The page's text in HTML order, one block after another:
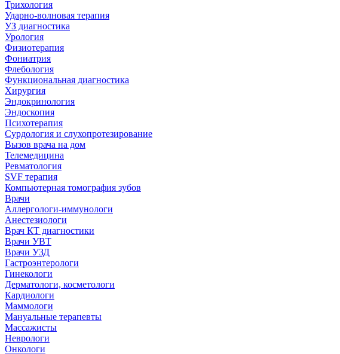
Трихология
Ударно-волновая терапия
УЗ диагностика
Урология
Физиотерапия
Фониатрия
Флебология
Функциональная диагностика
Хирургия
Эндокринология
Эндоскопия
Психотерапия
Сурдология и слухопротезирование
Вызов врача на дом
Телемедицина
Ревматология
SVF терапия
Компьютерная томография зубов
Врачи
Аллергологи-иммунологи
Анестезиологи
Врач КТ диагностики
Врачи УВТ
Врачи УЗД
Гастроэнтерологи
Гинекологи
Дерматологи, косметологи
Кардиологи
Маммологи
Мануальные терапевты
Массажисты
Неврологи
Онкологи